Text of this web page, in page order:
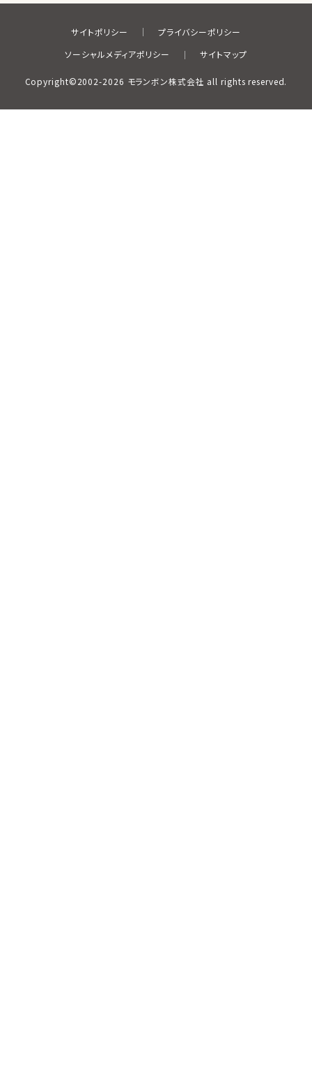
Copyright©2002-2026 モランボン株式会社 all rights reserved.
サイトポリシー
プライバシーポリシー
ソーシャルメディアポリシー
サイトマップ